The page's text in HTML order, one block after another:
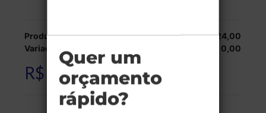
Produção:
R$ 524,00
Variações:
R$ 0,00
R$ 524,00